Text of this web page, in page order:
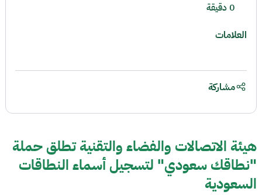
هيئة الاتصالات والفضاء والتقنية تطلق حملة
"نطاقك سعودي" لتسجيل أسماء النطاقات
السعودية
0 دقيقة
العلامات
مشاركة